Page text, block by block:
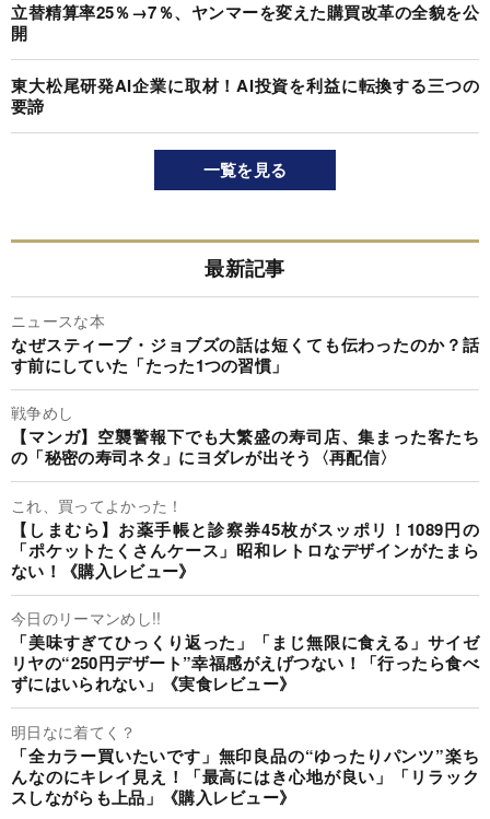
立替精算率25％→7％、ヤンマーを変えた購買改革の全貌を公
開
東大松尾研発AI企業に取材！AI投資を利益に転換する三つの
要諦
一覧を見る
最新記事
ニュースな本
なぜスティーブ・ジョブズの話は短くても伝わったのか？話
す前にしていた「たった1つの習慣」
戦争めし
【マンガ】空襲警報下でも大繁盛の寿司店、集まった客たち
の「秘密の寿司ネタ」にヨダレが出そう〈再配信〉
これ、買ってよかった！
【しまむら】お薬手帳と診察券45枚がスッポリ！1089円の
「ポケットたくさんケース」昭和レトロなデザインがたまら
ない！《購入レビュー》
今日のリーマンめし!!
「美味すぎてひっくり返った」「まじ無限に食える」サイゼ
リヤの“250円デザート”幸福感がえげつない！「行ったら食べ
ずにはいられない」《実食レビュー》
明日なに着てく？
「全カラー買いたいです」無印良品の“ゆったりパンツ”楽ち
んなのにキレイ見え！「最高にはき心地が良い」「リラック
スしながらも上品」《購入レビュー》